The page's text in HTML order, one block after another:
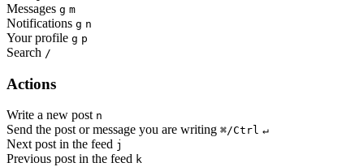
Messages g m
Notifications g n
Your profile g p
Search /
Actions
Write a new post n
Send the post or message you are writing ⌘/Ctrl ↵
Next post in the feed j
Previous post in the feed k